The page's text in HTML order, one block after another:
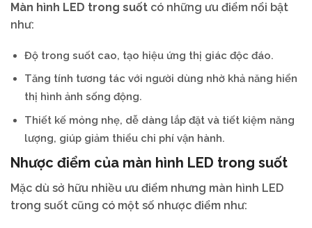
Màn hình LED trong suốt có những ưu điểm nổi bật
như:
Độ trong suốt cao, tạo hiệu ứng thị giác độc đáo.
Tăng tính tương tác với người dùng nhờ khả năng hiển
thị hình ảnh sống động.
Thiết kế mỏng nhẹ, dễ dàng lắp đặt và tiết kiệm năng
lượng, giúp giảm thiểu chi phí vận hành.
Nhược điểm của màn hình LED trong suốt
Mặc dù sở hữu nhiều ưu điểm nhưng màn hình LED
trong suốt cũng có một số nhược điểm như: